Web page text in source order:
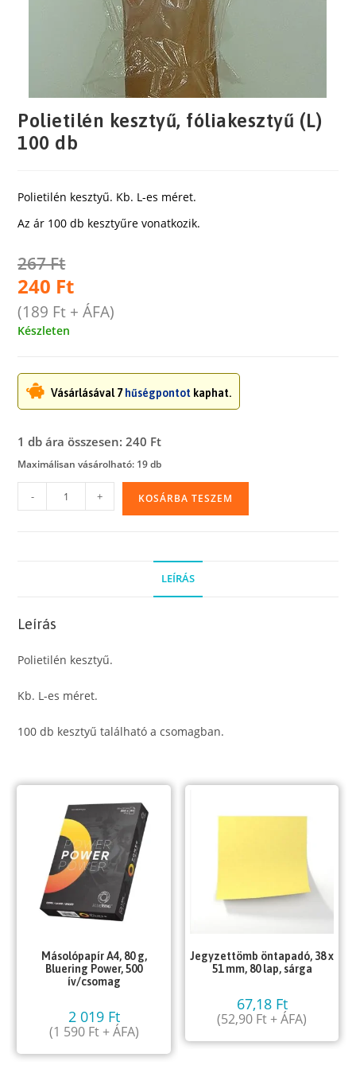
Polietilén kesztyű, fóliakesztyű (L)
100 db
Polietilén kesztyű. Kb. L-es méret.
Az ár 100 db kesztyűre vonatkozik.
267Ft
240 Ft
(189 Ft + ÁFA)
Készleten
Vásárlásával 7 hűségpontot kaphat.
1 db ára összesen: 240 Ft
Maximálisan vásárolható: 19 db
Polietilén
kesztyű,
- + KOSÁRBA TESZEM
LEÍRÁS
Leírás
Polietilén kesztyű.
Kb. L-es méret.
100 db kesztyű található a csomagban.
Másolópapír A4, 80 g,
Bluering Power, 500
ív/csomag
2 019 Ft
(1 590 Ft+ ÁFA)
Jegyzettömb öntapadó, 38 x
51 mm, 80 lap, sárga
67,18 Ft
(52,90 Ft+ ÁFA)